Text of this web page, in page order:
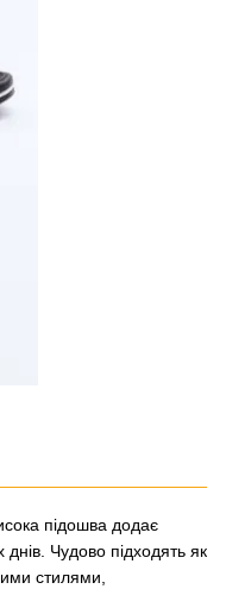
підошва додає
днів. Чудово підходять як
стилями,